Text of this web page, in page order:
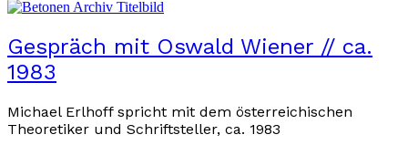
Gespräch mit Oswald Wiener // ca.
1983
Michael Erlhoff spricht mit dem österreichischen
Theoretiker und Schriftsteller, ca. 1983